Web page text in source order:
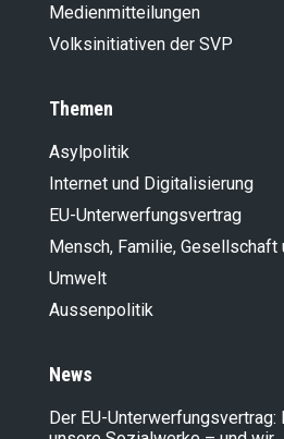
Medienmitteilungen
Volksinitiativen der SVP
Themen
Asylpolitik
Internet und Digitalisierung
EU-Unterwerfungsvertrag
Mensch, Familie, Gesellschaft
Umwelt
Aussenpolitik
News
Der EU-